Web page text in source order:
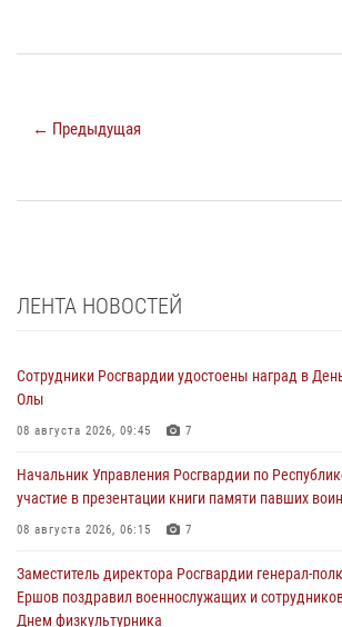
← Предыдущая
ЛЕНТА НОВОСТЕЙ
Сотрудники Росгвардии удостоены наград в
Олы
08 августа 2026, 09:45 7
Начальник Управления Росгвардии по
участие в презентации книги памяти павших
08 августа 2026, 06:15 7
Заместитель директора Росгвардии генерал-
Ершов поздравил военнослужащих и
Днем физкультурника